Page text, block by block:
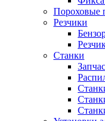
Пороховые
Резчики
Станки